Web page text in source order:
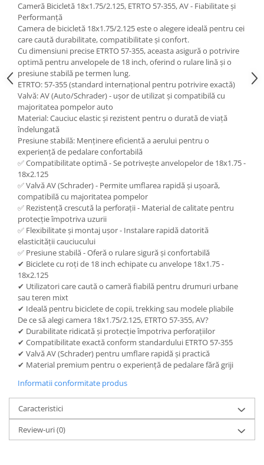
Cameră Bicicletă 18x1.75/2.125, ETRTO 57-355, AV - Fiabilitate și
Performanță
Camera de bicicletă 18x1.75/2.125 este o alegere ideală pentru cei
care caută durabilitate, compatibilitate și confort.
Cu dimensiuni precise ETRTO 57-355, aceasta asigură o potrivire
optimă pentru anvelopele de 18 inch, oferind o rulare lină și o
presiune stabilă pe termen lung.
ETRTO: 57-355 (standard internațional pentru potrivire exactă)
Valvă: AV (Auto/Schrader) - ușor de utilizat și compatibilă cu
majoritatea pompelor auto
Material: Cauciuc elastic și rezistent pentru o durată de viață
îndelungată
Presiune stabilă: Menținere eficientă a aerului pentru o
experiență de pedalare confortabilă
✅ Compatibilitate optimă - Se potrivește anvelopelor de 18x1.75 -
18x2.125
✅ Valvă AV (Schrader) - Permite umflarea rapidă și ușoară,
compatibilă cu majoritatea pompelor
✅ Rezistență crescută la perforații - Material de calitate pentru
protecție împotriva uzurii
✅ Flexibilitate și montaj ușor - Instalare rapidă datorită
elasticității cauciucului
✅ Presiune stabilă - Oferă o rulare sigură și confortabilă
✔ Biciclete cu roți de 18 inch echipate cu anvelope 18x1.75 -
18x2.125
✔ Utilizatori care caută o cameră fiabilă pentru drumuri urbane
sau teren mixt
✔ Ideală pentru biciclete de copii, trekking sau modele pliabile
De ce să alegi camera 18x1.75/2.125, ETRTO 57-355, AV?
✔ Durabilitate ridicată și protecție împotriva perforațiilor
✔ Compatibilitate exactă conform standardului ETRTO 57-355
✔ Valvă AV (Schrader) pentru umflare rapidă și practică
✔ Material premium pentru o experiență de pedalare fără griji
Informatii conformitate produs
Caracteristici
Review-uri(0)